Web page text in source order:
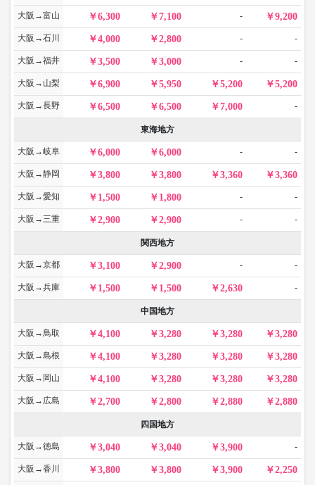
大阪→富山 6,300 7,100 - 9,200
大阪→石川 4,000 2,800 - -
大阪→福井 3,500 3,000 - -
大阪→山梨 6,900 5,950 5,200 5,200
大阪→長野 6,500 6,500 7,000 -
東海地方
大阪→岐阜 6,000 6,000 - -
大阪→静岡 3,800 3,800 3,360 3,360
大阪→愛知 1,500 1,800 - -
大阪→三重 2,900 2,900 - -
関西地方
大阪→京都 3,100 2,900 - -
大阪→兵庫 1,500 1,500 2,630 -
中国地方
大阪→鳥取 4,100 3,280 3,280 3,280
大阪→島根 4,100 3,280 3,280 3,280
大阪→岡山 4,100 3,280 3,280 3,280
大阪→広島 2,700 2,800 2,880 2,880
四国地方
大阪→徳島 3,040 3,040 3,900 -
大阪→香川 3,800 3,800 3,900 2,250